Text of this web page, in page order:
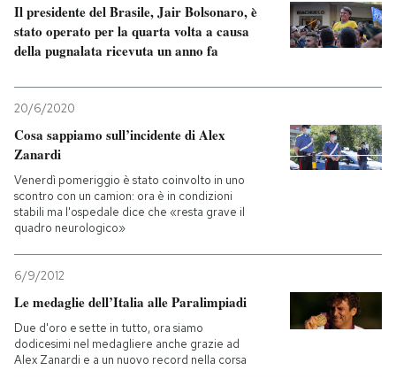
Il presidente del Brasile, Jair Bolsonaro, è
stato operato per la quarta volta a causa
della pugnalata ricevuta un anno fa
20/6/2020
Cosa sappiamo sull’incidente di Alex
Zanardi
Venerdì pomeriggio è stato coinvolto in uno
scontro con un camion: ora è in condizioni
stabili ma l'ospedale dice che «resta grave il
quadro neurologico»
6/9/2012
Le medaglie dell’Italia alle Paralimpiadi
Due d'oro e sette in tutto, ora siamo
dodicesimi nel medagliere anche grazie ad
Alex Zanardi e a un nuovo record nella corsa